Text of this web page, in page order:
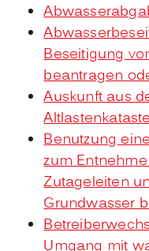
Beseitigung
beantragen
Auskunft aus
Benutzung
zum
Zutageleiten
Grundwasser
Umgang mit